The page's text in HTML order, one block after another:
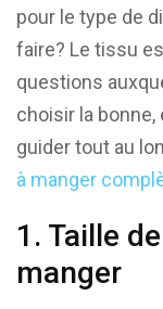
pour le type de
faire? Le tissu
questions
choisir la
guider tout au
à manger
1. Taille
manger